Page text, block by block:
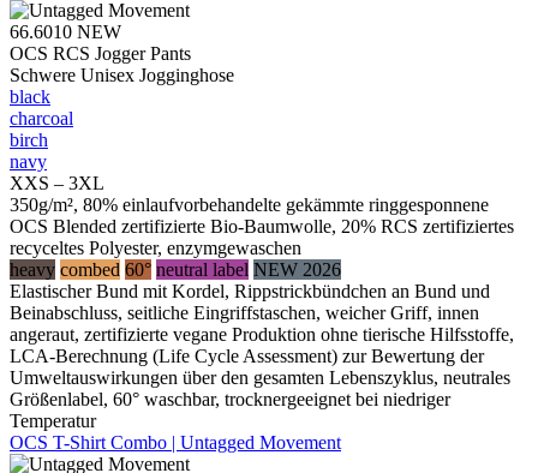
66.6010 NEW
OCS RCS Jogger Pants
Schwere Unisex Jogginghose
black
charcoal
birch
navy
XXS – 3XL
350g/m², 80% einlaufvorbehandelte gekämmte ringgesponnene
OCS Blended zertifizierte Bio-Baumwolle, 20% RCS zertifiziertes
recyceltes Polyester, enzymgewaschen
heavy combed 60° neutral label NEW 2026
Elastischer Bund mit Kordel, Rippstrickbündchen an Bund und
Beinabschluss, seitliche Eingriffstaschen, weicher Griff, innen
angeraut, zertifizierte vegane Produktion ohne tierische Hilfsstoffe,
LCA-Berechnung (Life Cycle Assessment) zur Bewertung der
Umweltauswirkungen über den gesamten Lebenszyklus, neutrales
Größenlabel, 60° waschbar, trocknergeeignet bei niedriger
Temperatur
OCS T-Shirt Combo | Untagged Movement